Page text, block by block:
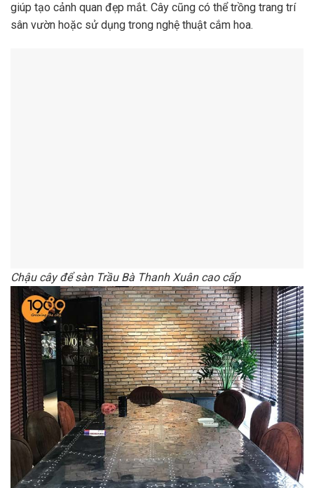
giúp tạo cảnh quan đẹp mắt. Cây cũng có thể trồng trang trí
sân vườn hoặc sử dụng trong nghệ thuật cắm hoa.
Chậu cây để sàn Trầu Bà Thanh Xuân cao cấp